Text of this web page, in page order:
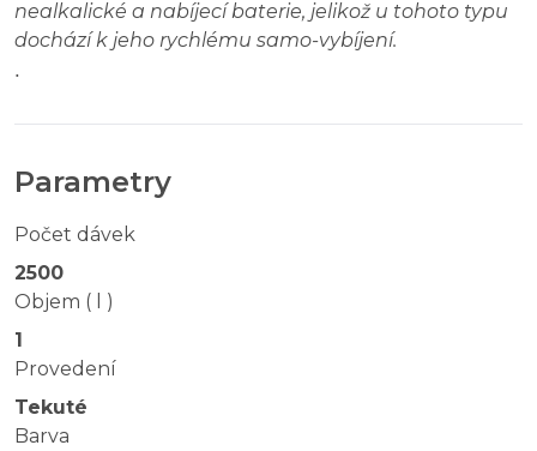
nealkalické a nabíjecí baterie, jelikož u tohoto typu
dochází k jeho rychlému samo-vybíjení.
.
Parametry
Počet dávek
2500
Objem ( l )
1
Provedení
Tekuté
Barva